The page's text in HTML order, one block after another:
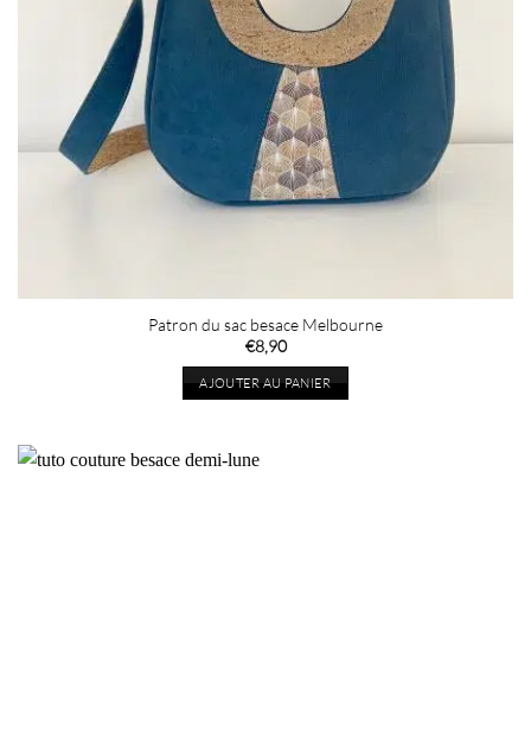
Patron du sac besace Melbourne
€8,90
AJOUTER AU PANIER